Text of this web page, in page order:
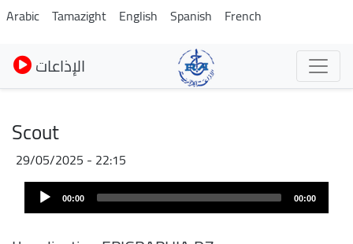
Pasar
al
contenido
principal
Arabic Tamazight English Spanish French
الإذاعات
Scout
29/05/2025 - 22:15
Archivo
audio
Audio
Player 00:00 00:00